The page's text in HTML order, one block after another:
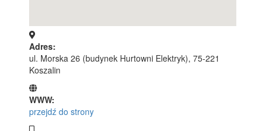
Adres:
ul. Morska 26 (budynek Hurtowni Elektryk), 75-221
Koszalin
WWW:
przejdź do strony